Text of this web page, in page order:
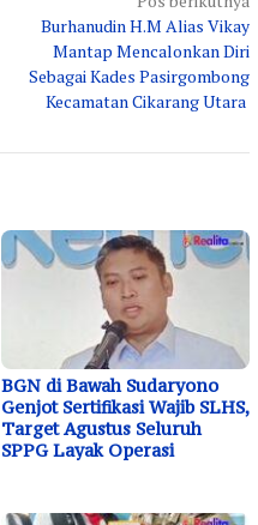
Burhanudin H.M Alias Vikay
Mantap Mencalonkan Diri
Sebagai Kades Pasirgombong
Kecamatan Cikarang Utara
BGN di Bawah Sudaryono
Genjot Sertifikasi Wajib SLHS,
Target Agustus Seluruh
SPPG Layak Operasi